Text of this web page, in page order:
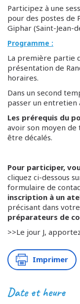
Participez à une
pour des postes de
Giphar (Saint-Jean-
Programme :
La première partie
présentation de
horaires.
Dans un second
passer un entretien
Les prérequis du
avoir son moyen
être décalés.
Pour participer,
cliquez ci-dessous
formulaire de
inscription à un
précisant dans
préparateurs de
>>Le jour J,
Imprimer
Date et heure